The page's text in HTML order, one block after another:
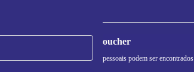
Pedir voucher
Informações sobre o uso de dados pessoais podem ser encontrados